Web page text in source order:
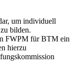
um individuell
bilden.
FWPM für BTM ein
hierzu